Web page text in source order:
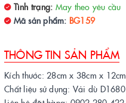
Tình trạng: May theo yêu cầu
Mã sản phẩm: BG159
THÔNG TIN SẢN PHẨM
Kích thước: 28cm x 38cm x 12cm
Chất liệu sử dụng: Vải dù D1680